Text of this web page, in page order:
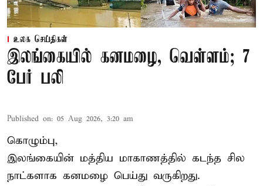
உலக செய்திகள்
இலங்கையில் கனமழை, வெள்ளம்; 7
பேர் பலி
Published on: 05 Aug 2026, 3:20 am
கொழும்பு,
இலங்கையின் மத்திய மாகாணத்தில் கடந்த சில
நாட்களாக கனமழை பெய்து வருகிறது.